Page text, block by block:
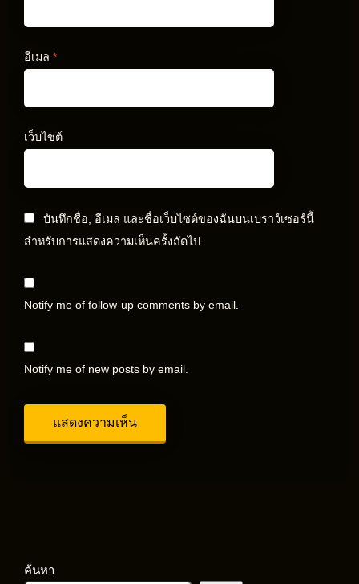
อีเมล *
เว็บไซต์
บันทึกชื่อ, อีเมล และชื่อเว็บไซต์ของฉันบนเบราว์เซอร์นี้
สำหรับการแสดงความเห็นครั้งถัดไป
Notify me of follow-up comments by email.
Notify me of new posts by email.
ค้นหา